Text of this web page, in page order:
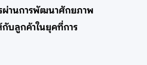
ผ่านการพัฒนาศักยภาพ
กับลูกค้าในยุคที่การ